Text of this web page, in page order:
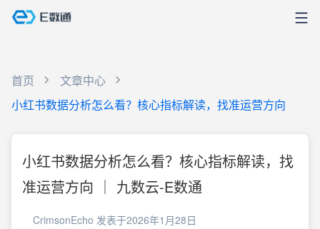
首页
文章中心
小红书数据分析怎么看？核心指标解读，找准运营方向
小红书数据分析怎么看？核心指标解读，找
准运营方向 ｜ 九数云-E数通
CrimsonEcho 发表于2026年1月28日